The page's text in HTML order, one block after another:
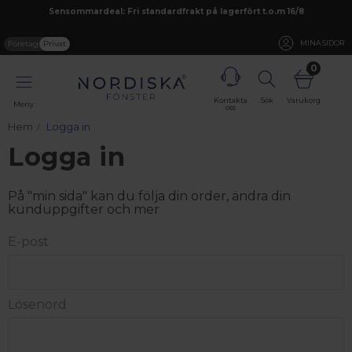
Sensommardeal: Fri standardfrakt på lagerfört t.o.m 16/8
Företag Privat MINA SIDOR
Meny
Kontakta
oss
Sök
0
Varukorg
Hem Logga in
Logga in
På "min sida" kan du följa din order, ändra din
kunduppgifter och mer
E-post
Lösenord